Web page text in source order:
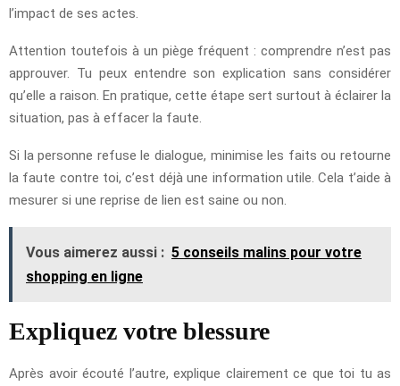
l’impact de ses actes.
Attention toutefois à un piège fréquent : comprendre n’est pas
approuver. Tu peux entendre son explication sans considérer
qu’elle a raison. En pratique, cette étape sert surtout à éclairer la
situation, pas à effacer la faute.
Si la personne refuse le dialogue, minimise les faits ou retourne
la faute contre toi, c’est déjà une information utile. Cela t’aide à
mesurer si une reprise de lien est saine ou non.
Vous aimerez aussi : 5 conseils malins pour votre
shopping en ligne
Expliquez votre blessure
Après avoir écouté l’autre, explique clairement ce que toi tu as